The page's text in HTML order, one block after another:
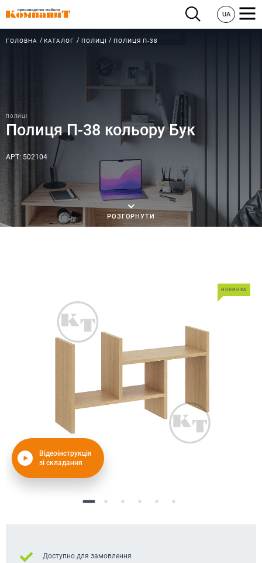
UA
ГОЛОВНА КАТАЛОГ ПОЛИЦІ ПОЛИЦЯ П-38
ПОЛИЦІ
Полиця П-38 кольору Бук
АРТ: 502104
РОЗГОРНУТИ
Відеоінструкція
зі складання
НОВИНКА
Доступно для замовлення